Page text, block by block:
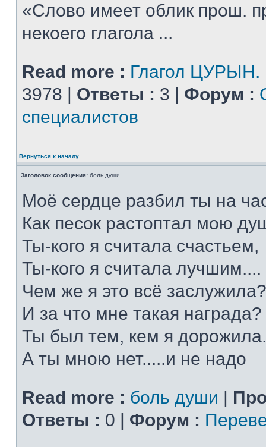
«Слово имеет облик прош.
некоего глагола ...
Read more : Глагол ЦУРЫН.
3978 | Ответы : 3 | Форум :
специалистов
Вернуться к началу
Заголовок сообщения: боль души
Моё сердце разбил ты на
Как песок растоптал мою
Ты-кого я считала счастьем,
Ты-кого я считала лучшим....
Чем же я это всё заслужила?
И за что мне такая награда?
Ты был тем, кем я
А ты мною нет.....и не надо
Read more : боль души |
Ответы : 0 | Форум :